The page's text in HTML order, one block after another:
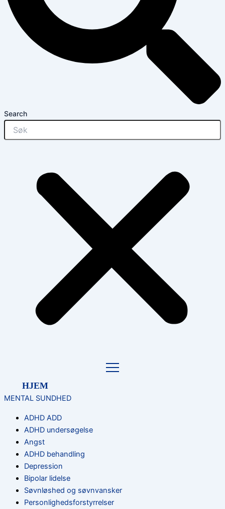
Search
HJEM
MENTAL SUNDHED
ADHD ADD
ADHD undersøgelse
Angst
ADHD behandling
Depression
Bipolar lidelse
Søvnløshed og søvnvansker
Personlighedsforstyrrelser